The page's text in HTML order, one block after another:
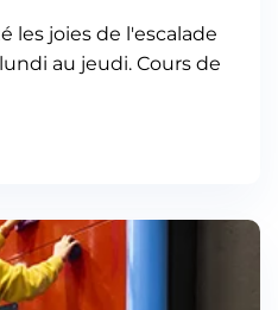
les joies de l'escalade
au jeudi. Cours de